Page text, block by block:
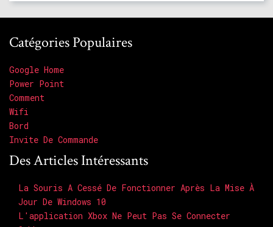
Catégories Populaires
Google Home
Power Point
Comment
Wifi
Bord
Invite De Commande
Des Articles Intéressants
La Souris A Cessé De Fonctionner Après La Mise À
Jour De Windows 10
L'application Xbox Ne Peut Pas Se Connecter